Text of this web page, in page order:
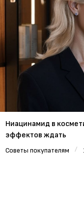
Ниацинамид в
эффектов ждать
Советы покупателям /